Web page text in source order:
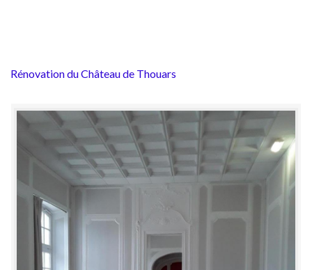
Rénovation du Château de Thouars